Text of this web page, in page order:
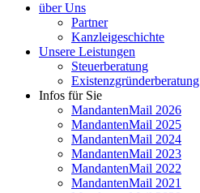
über Uns
Partner
Kanzleigeschichte
Unsere Leistungen
Steuerberatung
Existenzgründerberatung
Infos für Sie
MandantenMail 2026
MandantenMail 2025
MandantenMail 2024
MandantenMail 2023
MandantenMail 2022
MandantenMail 2021